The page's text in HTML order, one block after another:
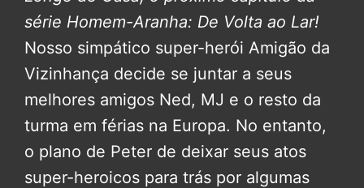
série Homem-Aranha: De Volta ao Lar!
Nosso simpático super-herói Amigão da
Vizinhança decide se juntar a seus
melhores amigos Ned, MJ e o resto da
turma em férias na Europa. No entanto,
o plano de Peter de deixar seus atos
super-heroicos para trás por algumas